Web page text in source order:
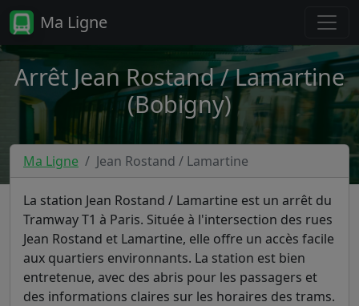
Ma Ligne
Arrêt Jean Rostand / Lamartine
(Bobigny)
Ma Ligne Jean Rostand / Lamartine
La station Jean Rostand / Lamartine est un arrêt du
Tramway T1 à Paris. Située à l'intersection des rues
Jean Rostand et Lamartine, elle offre un accès facile
aux quartiers environnants. La station est bien
entretenue, avec des abris pour les passagers et
des informations claires sur les horaires des trams.